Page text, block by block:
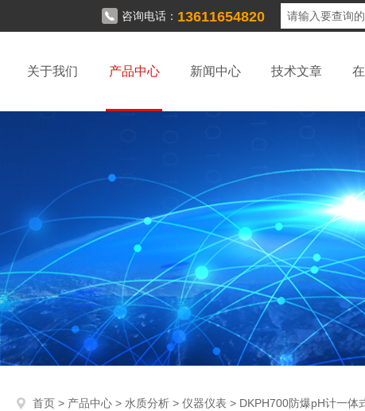
咨询电话： 13611654820
关于我们 产品中心 新闻中心 技术文章
首页 > 产品中心 > 水质分析 > 仪器仪表 > DKPH700防爆pH计一体